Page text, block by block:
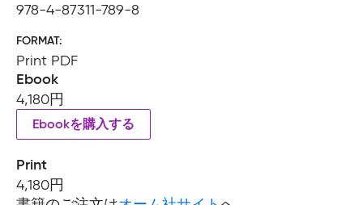
978-4-87311-789-8
FORMAT
Print PDF
Ebook
4,180円
Ebookを購入する
Print
4,180円